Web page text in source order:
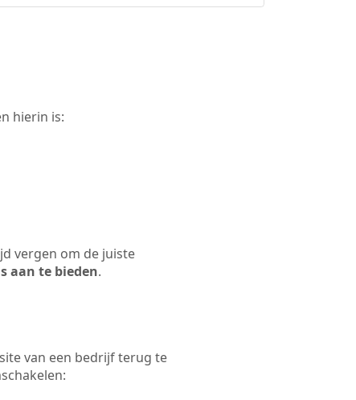
hierin is:
vergen om de juiste
aan te bieden.
van een bedrijf terug te